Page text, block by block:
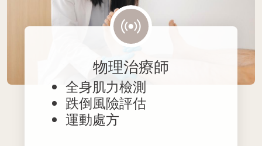
物理治療師
全身肌力檢測
跌倒風險評估
運動處方